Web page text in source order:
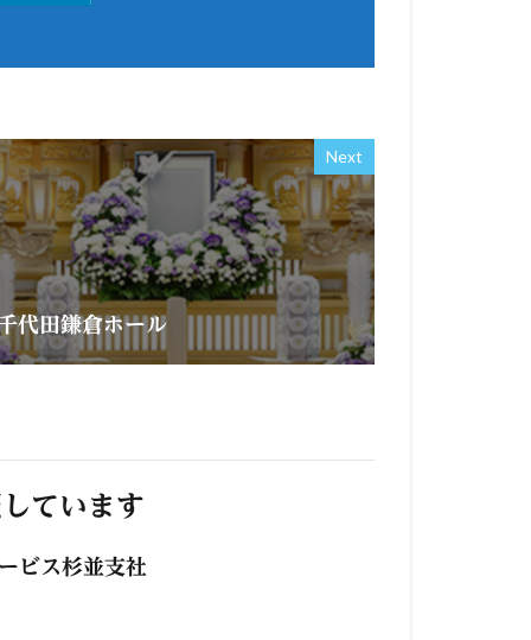
Next
代田鎌倉ホール
ています
ビス杉並支社